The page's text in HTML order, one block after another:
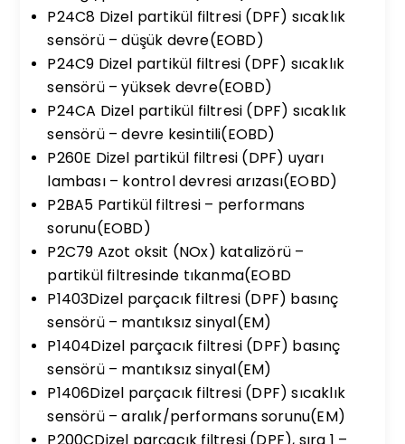
P24C8 Dizel partikül filtresi (DPF) sıcaklık
sensörü – düşük devre(EOBD)
P24C9 Dizel partikül filtresi (DPF) sıcaklık
sensörü – yüksek devre(EOBD)
P24CA Dizel partikül filtresi (DPF) sıcaklık
sensörü – devre kesintili(EOBD)
P260E Dizel partikül filtresi (DPF) uyarı
lambası – kontrol devresi arızası(EOBD)
P2BA5 Partikül filtresi – performans
sorunu(EOBD)
P2C79 Azot oksit (NOx) katalizörü –
partikül filtresinde tıkanma(EOBD
P1403Dizel parçacık filtresi (DPF) basınç
sensörü – mantıksız sinyal(EM)
P1404Dizel parçacık filtresi (DPF) basınç
sensörü – mantıksız sinyal(EM)
P1406Dizel parçacık filtresi (DPF) sıcaklık
sensörü – aralık/performans sorunu(EM)